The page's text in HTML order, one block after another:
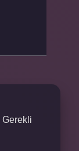
Gerekli